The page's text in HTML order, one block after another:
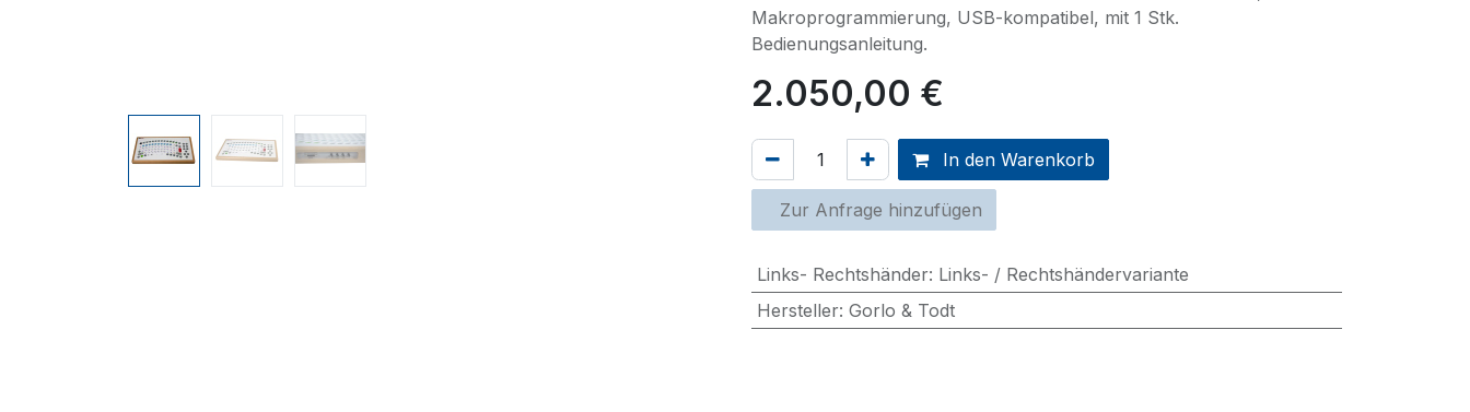
Makroprogrammierung, USB-kompatibel, mit 1 Stk.
Bedienungsanleitung.
2.050,00 €
In den Warenkorb
Zur Anfrage hinzufügen
Links- Rechtshänder: Links- / Rechtshändervariante
Hersteller: Gorlo & Todt